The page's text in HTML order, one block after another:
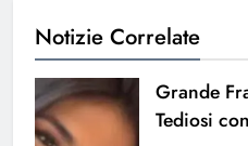
Notizie Correlate
Grande
Tediosi